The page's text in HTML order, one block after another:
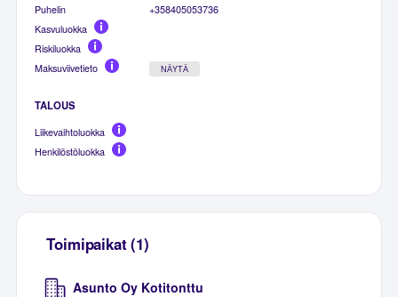
Puhelin
+358405053736
Kasvuluokka
Riskiluokka
Maksuviivetieto
NÄYTÄ
TALOUS
Liikevaihtoluokka
Henkilöstöluokka
Toimipaikat (1)
Asunto Oy Kotitonttu